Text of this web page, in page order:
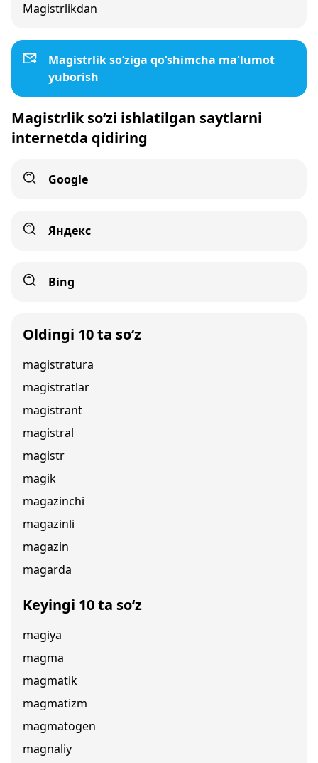
Magistrlikdan
Magistrlik so‘ziga qo‘shimcha ma'lumot
yuborish
Magistrlik so‘zi ishlatilgan saytlarni
internetda qidiring
Google
Яндекс
Bing
Oldingi 10 ta so‘z
magistratura
magistratlar
magistrant
magistral
magistr
magik
magazinchi
magazinli
magazin
magarda
Keyingi 10 ta so‘z
magiya
magma
magmatik
magmatizm
magmatogen
magnaliy